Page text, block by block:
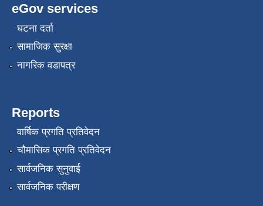
eGov services
घटना दर्ता
सामाजिक सुरक्षा
नागरिक वडापत्र
Reports
वार्षिक प्रगति प्रतिवेदन
चौमासिक प्रगति प्रतिवेदन
सार्वजनिक सुनुवाई
सार्वजनिक परीक्षण